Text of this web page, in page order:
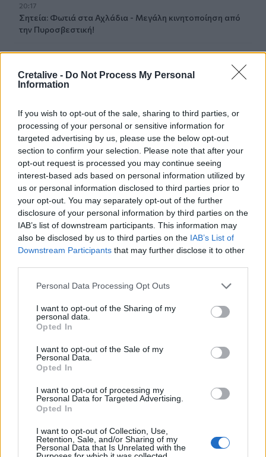
Cretalive - Do Not Process My Personal
Information
If you wish to opt-out of the sale, sharing to third parties, or
processing of your personal or sensitive information for
targeted advertising by us, please use the below opt-out
section to confirm your selection. Please note that after your
opt-out request is processed you may continue seeing
interest-based ads based on personal information utilized by
us or personal information disclosed to third parties prior to
your opt-out. You may separately opt-out of the further
disclosure of your personal information by third parties on the
IAB’s list of downstream participants. This information may
also be disclosed by us to third parties on the IAB’s List of
Downstream Participants that may further disclose it to other
Personal Data Processing Opt Outs
I want to opt-out of the Sharing of my
personal data.
Opted In
I want to opt-out of the Sale of my
Personal Data.
Opted In
I want to opt-out of processing my
Personal Data for Targeted Advertising.
Opted In
I want to opt-out of Collection, Use,
Retention, Sale, and/or Sharing of my
Personal Data that Is Unrelated with the
20:17
Σητεία: Φωτιά στα Αχλάδια - Μεγάλη κινητοποίηση από
την Πυροσβεστική!
20:07
Ρέθυμνο: Φωτιά σε σπίτι προκάλεσε αναστάτωση στην
Καλλιθέα
Μαρούσι: Συνελήφθη 35χρονος με 106 συσκευασίες
χασίς σε προαύλιο χώρο σχολείου
Πάτρα: Θρήνος για μωράκι μόλις 8 ημερών –
Νοσηλευόταν στη ΜΕΘ Νεογνών
19:45
Καταβλήθηκαν 33.579.900 εκατ. ευρώ για την αγορά
λιπασμάτων
Καλοκαίρι 2026: Η Ευρώπη στις φλόγες - 5 εκατ.
στρέμματα στάχτη, από την Πορτογαλία έως την Κρήτη
ΗΠΑ: Εφετείο απαγόρευσε να συνεχιστεί η κατασκευή
του Υπουργείου Μετανάστευσης και Ασύλου για
σχολικές υποδομές και δημόσιους χώρους
ΠΕΡΙΣΣΟΤΕΡΑ